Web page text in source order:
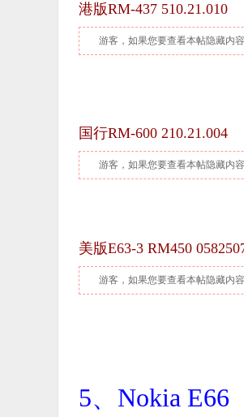
港版RM-437 510.21.010
游客，如果您要查看本帖隐藏内
国行RM-600 210.21.004
游客，如果您要查看本帖隐藏内
美版E63-3 RM450
游客，如果您要查看本帖隐藏内
5、Nokia E66